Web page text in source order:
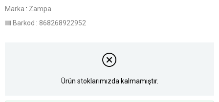
Marka : Zampa
Barkod : 868268922952
Ürün stoklarımızda kalmamıştır.